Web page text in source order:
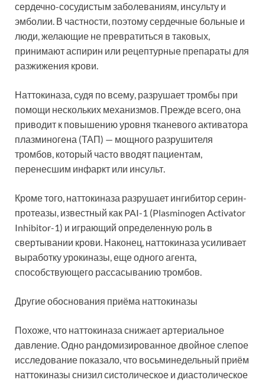
сердечно-сосудистым заболеваниям, инсульту и
эмболии. В частности, поэтому сердечные больные и
люди, желающие не превратиться в таковых,
принимают аспирин или рецептурные препараты для
разжижения крови.
Наттокиназа, судя по всему, разрушает тромбы при
помощи нескольких механизмов. Прежде всего, она
приводит к повышению уровня тканевого активатора
плазминогена (ТАП) — мощного разрушителя
тромбов, который часто вводят пациентам,
перенесшим инфаркт или инсульт.
Кроме того, наттокиназа разрушает ингибитор серин-
протеазы, известный как PAI-1 (Plasminogen Activator
Inhibitor-1) и играющий определенную роль в
свертывании крови. Наконец, наттокиназа усиливает
выработку урокиназы, еще одного агента,
способствующего рассасыванию тромбов.
Другие обоснования приёма наттокиназы
Похоже, что наттокиназа снижает артериальное
давление. Одно рандомизированное двойное слепое
исследование показало, что восьминедельный приём
наттокиназы снизил систолическое и диастолическое